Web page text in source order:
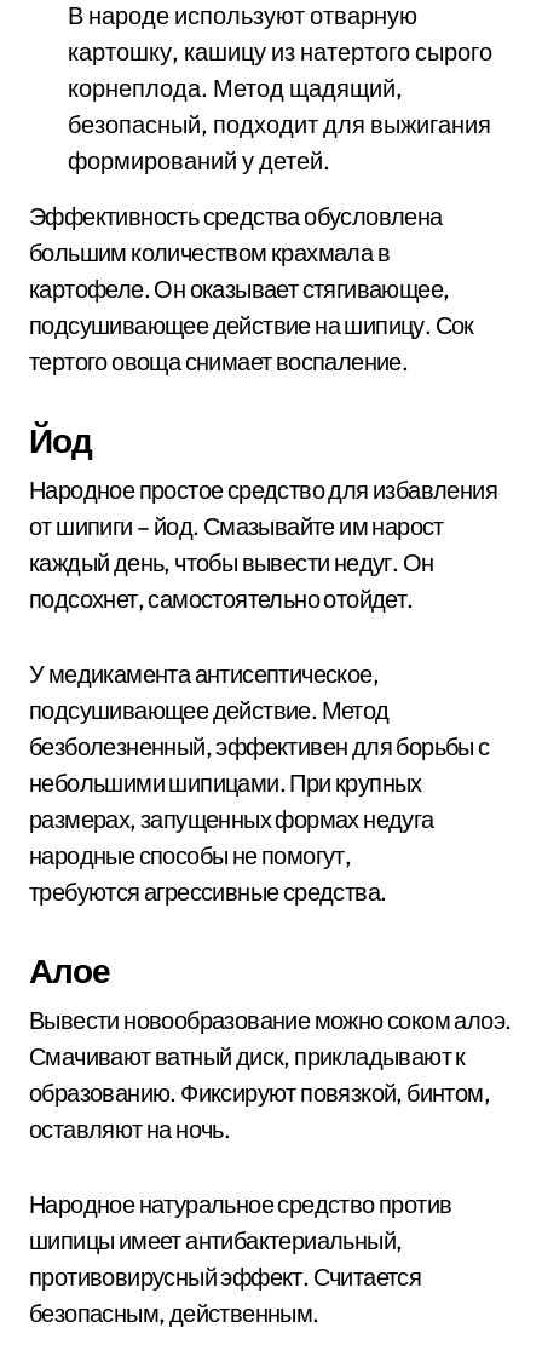
В народе используют отварную
картошку, кашицу из натертого сырого
корнеплода. Метод щадящий,
безопасный, подходит для выжигания
формирований у детей.
Эффективность средства обусловлена
большим количеством крахмала в
картофеле. Он оказывает стягивающее,
подсушивающее действие на шипицу. Сок
тертого овоща снимает воспаление.
Йод
Народное простое средство для избавления
от шипиги – йод. Смазывайте им нарост
каждый день, чтобы вывести недуг. Он
подсохнет, самостоятельно отойдет.
У медикамента антисептическое,
подсушивающее действие. Метод
безболезненный, эффективен для борьбы с
небольшими шипицами. При крупных
размерах, запущенных формах недуга
народные способы не помогут,
требуются агрессивные средства.
Алое
Вывести новообразование можно соком алоэ.
Смачивают ватный диск, прикладывают к
образованию. Фиксируют повязкой, бинтом,
оставляют на ночь.
Народное натуральное средство против
шипицы имеет антибактериальный,
противовирусный эффект. Считается
безопасным, действенным.